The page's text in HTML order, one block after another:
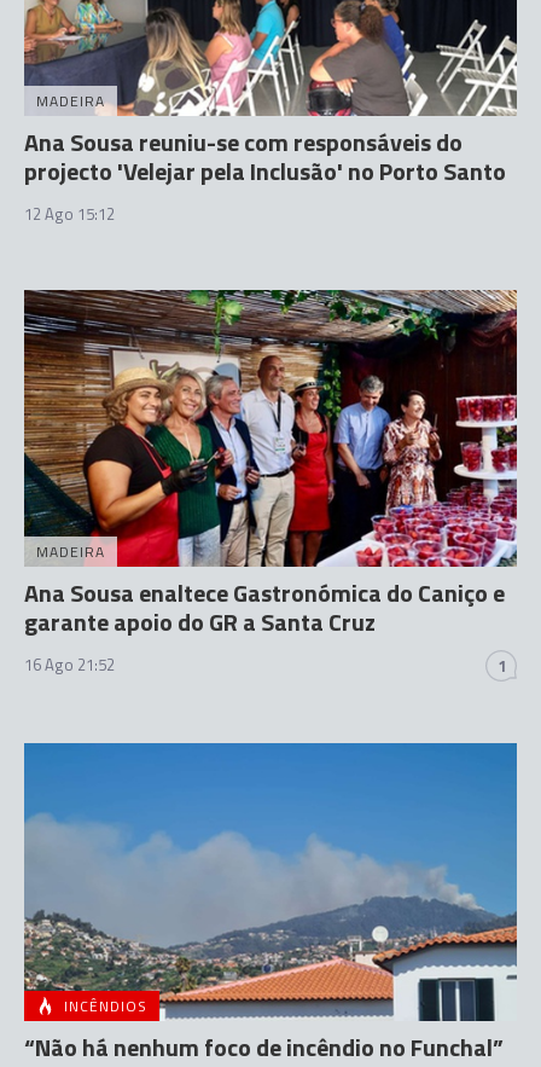
MADEIRA
Ana Sousa reuniu-se com responsáveis do
projecto 'Velejar pela Inclusão' no Porto Santo
12 Ago 15:12
MADEIRA
Ana Sousa enaltece Gastronómica do Caniço e
garante apoio do GR a Santa Cruz
16 Ago 21:52 1
INCÊNDIOS
“Não há nenhum foco de incêndio no Funchal”